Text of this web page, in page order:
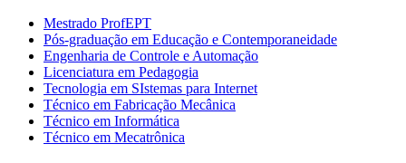
Mestrado ProfEPT
Pós-graduação em Educação e Contemporaneidade
Engenharia de Controle e Automação
Licenciatura em Pedagogia
Tecnologia em SIstemas para Internet
Técnico em Fabricação Mecânica
Técnico em Informática
Técnico em Mecatrônica